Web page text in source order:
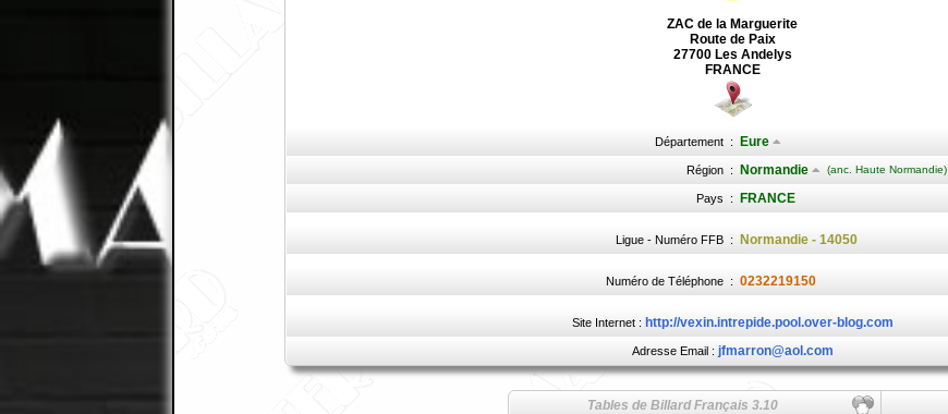
ZAC de la Marguerite
Route de Paix
27700 Les Andelys
FRANCE
Département : Eure
Région : Normandie (anc. Haute Normandie)
Pays : FRANCE
Ligue - Numéro FFB : Normandie - 14050
Numéro de Téléphone : 0232219150
Site Internet : http://vexin.intrepide.pool.over-blog.com
Adresse Email : jfmarron@aol.com
Tables de Billard Français 3.10